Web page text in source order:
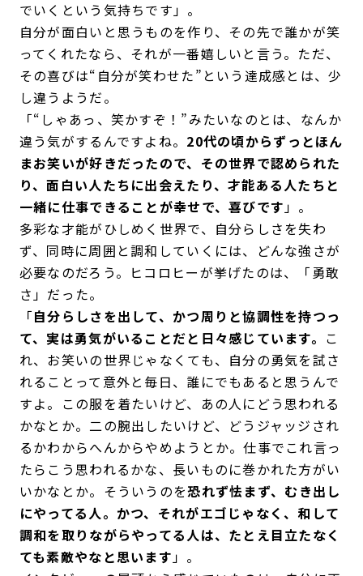
でいくという気持ちです」。
自分が面白いと思うものを作り、その先で誰かが笑
ってくれたなら、それが一番嬉しいと言う。ただ、
その喜びは“自分が笑わせた”という達成感とは、少
し違うようだ。
「“しゃあっ、笑かすぞ！”みたいなのとは、なんか
違う気がするんですよね。 20代の頃からずっとほん
まお笑いが好きだったので、その世界で認められた
り、面白い人たちに出会えたり、才能ある人たちと
一緒に仕事できることが幸せで、喜びです 」。
多彩な才能がひしめく世界で、自分らしさを失わ
ず、同時に周囲と調和していくには、どんな強さが
必要なのだろう。ヒコロヒーが挙げたのは、「勇敢
さ」だった。
「自分らしさを出して、かつ周りと協調性を持つっ
て、実は勇気がいることだと日々感じています。 こ
れ、お笑いの世界じゃなくても、自分の勇気を試さ
れることって意外と毎日、誰にでもあると思うんで
すよ。この服を着たいけど、あの人にどう思われる
かなとか。二の腕出したいけど、どうジャッジされ
るかわからへんからやめようとか。仕事でこれ言っ
たらこう思われるかな、長いものに巻かれた方がい
いかなとか。そういうのを恐れず怯まず、むき出し
にやってる人。かつ、それがエゴじゃなく、和して
調和を取りながらやってる人は、たとえ目立たなく
ても素敵やなと思います 」。